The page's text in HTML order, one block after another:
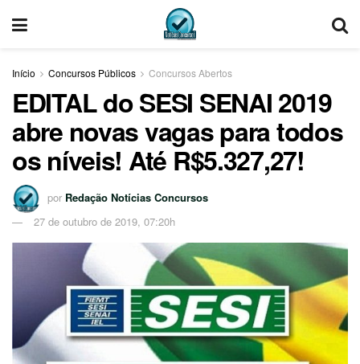
Início Concursos Públicos Concursos Abertos
EDITAL do SESI SENAI 2019
abre novas vagas para todos
os níveis! Até R$5.327,27!
por Redação Notícias Concursos
27 de outubro de 2019, 07:20h